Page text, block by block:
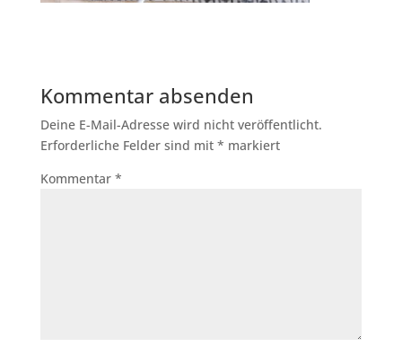
Kommentar absenden
Deine E-Mail-Adresse wird nicht veröffentlicht.
Erforderliche Felder sind mit * markiert
Kommentar *